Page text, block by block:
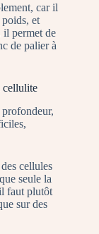
car il
poids, et
permet de
de palier à
cellulite
cellules
seule la
faut plutôt
sur des